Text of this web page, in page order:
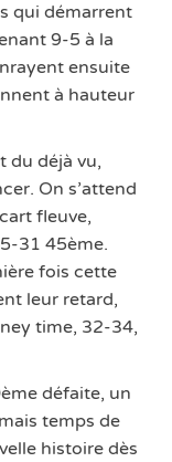
qui démarrent
9-5 à la
ensuite
à hauteur
du déjà vu,
On s’attend
fleuve,
31 45ème.
fois cette
leur retard,
time, 32-34,
défaite, un
temps de
histoire dès